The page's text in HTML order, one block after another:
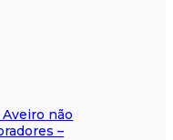
não
–